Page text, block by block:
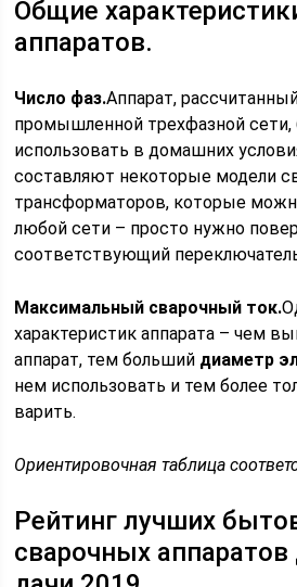
Общие
аппаратов.
Число фаз.Аппарат,
промышленной трехфазной
использовать в домашних
составляют некоторые модели
трансформаторов, которые
любой сети – просто нужно
соответствующий
Максимальный сварочный ток.
характеристик аппарата – чем
аппарат, тем больший диаметр
нем использовать и тем более
варить.
Ориентировочная таблица
Рейтинг лучших
сварочных